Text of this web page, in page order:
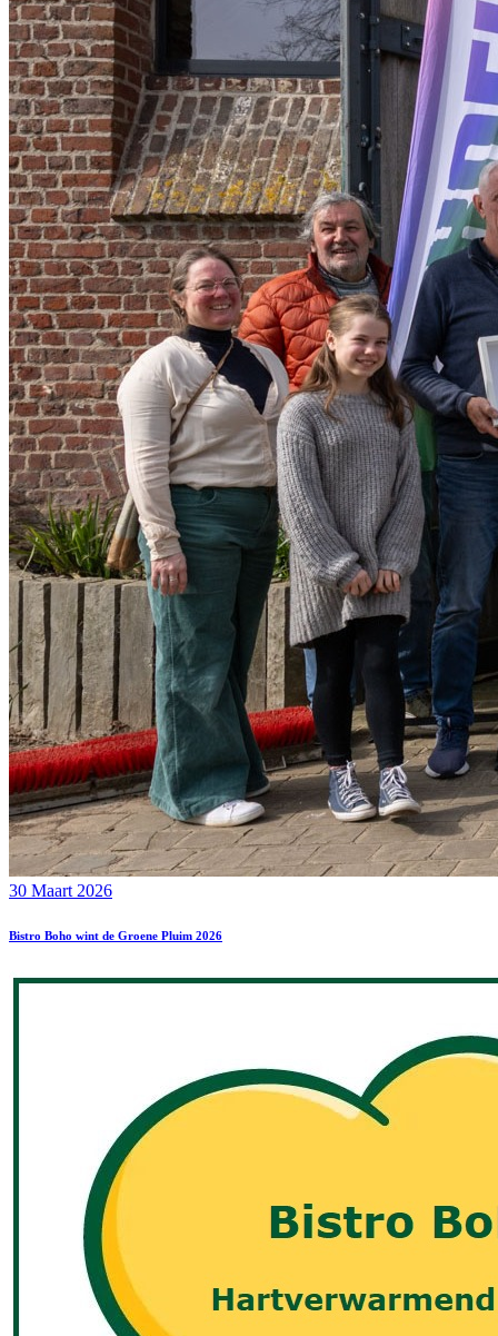
30 Maart 2026
Bistro Boho wint de Groene Pluim 2026